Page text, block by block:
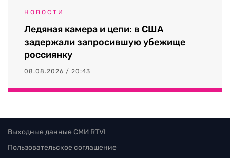
НОВОСТИ
Ледяная камера и цепи: в США
задержали запросившую убежище
россиянку
08.08.2026 / 20:43
Выходные данные СМИ RTVI
Пользовательское соглашение